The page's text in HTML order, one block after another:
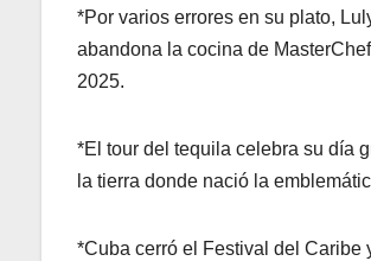
*Por varios errores en su plato,
abandona la cocina de
2025.
*El tour del tequila celebra su día
la tierra donde nació la
*Cuba cerró el Festival del Caribe